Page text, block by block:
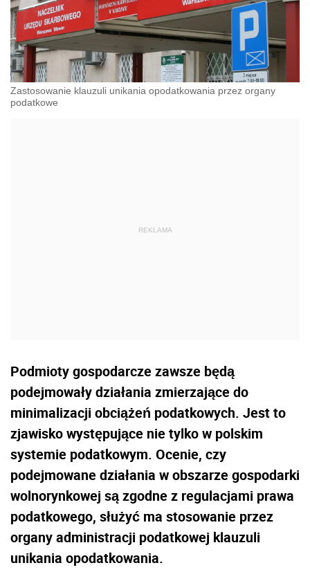
Zastosowanie klauzuli unikania opodatkowania przez organy
podatkowe
Podmioty gospodarcze zawsze będą
podejmowały działania zmierzające do
minimalizacji obciążeń podatkowych. Jest to
zjawisko występujące nie tylko w polskim
systemie podatkowym. Ocenie, czy
podejmowane działania w obszarze gospodarki
wolnorynkowej są zgodne z regulacjami prawa
podatkowego, służyć ma stosowanie przez
organy administracji podatkowej klauzuli
unikania opodatkowania.